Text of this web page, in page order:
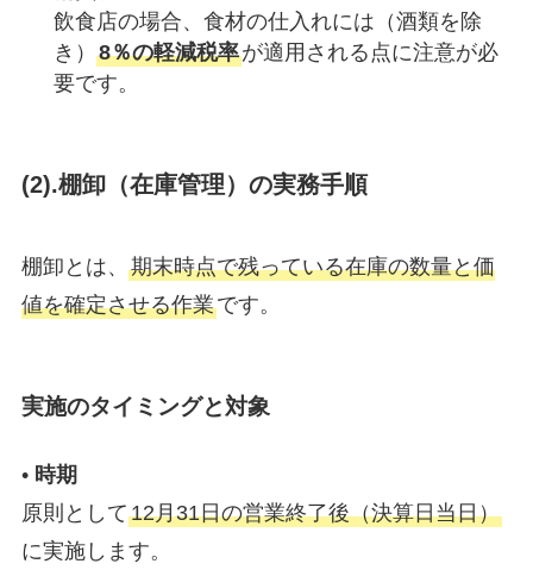
飲食店の場合、食材の仕入れには（酒類を除
き） 8％の軽減税率が適用される点に注意が必
要です。
(2).棚卸（在庫管理）の実務手順
棚卸とは、 期末時点で残っている在庫の数量と価
値を確定させる作業です。
実施のタイミングと対象
• 時期
原則として12月31日の営業終了後（決算日当日）
に実施します。